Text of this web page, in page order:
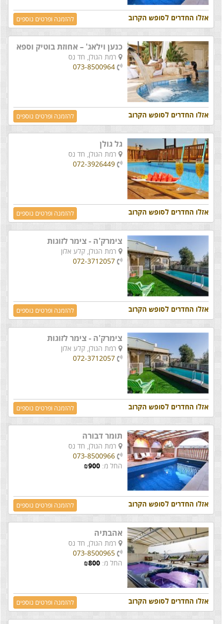
אזלו החדרים לסופש הקרוב להזמנה ופרטים נוספים
כנען וילאג' – אחוזת בוטיק וספא
רמת הגולן, חד נס
073-8500964
אזלו החדרים לסופש הקרוב להזמנה ופרטים נוספים
גל גולן
רמת הגולן, חד נס
072-3926449
אזלו החדרים לסופש הקרוב להזמנה ופרטים נוספים
צימרק'ה - צימר לזוגות
רמת הגולן,קלע אלון
072-3712057
אזלו החדרים לסופש הקרוב להזמנה ופרטים נוספים
צימרק'ה - צימר לזוגות
רמת הגולן,קלע אלון
072-3712057
אזלו החדרים לסופש הקרוב להזמנה ופרטים נוספים
תומר דבורה
רמת הגולן, חד נס
073-8500966
החל מ:
₪900
אזלו החדרים לסופש הקרוב להזמנה ופרטים נוספים
אהבתיה
רמת הגולן, חד נס
073-8500965
החל מ:
₪800
אזלו החדרים לסופש הקרוב להזמנה ופרטים נוספים